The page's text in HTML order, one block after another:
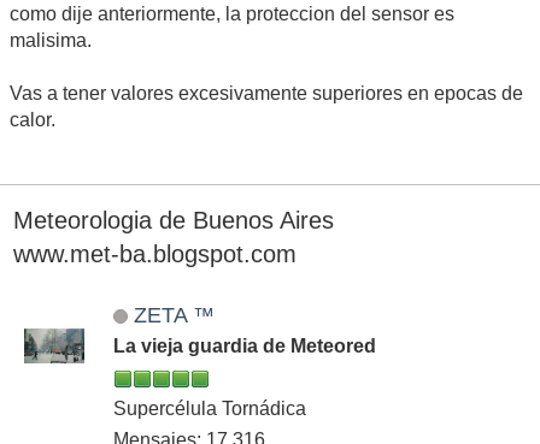
como dije anteriormente, la proteccion del sensor es
malisima.
Vas a tener valores excesivamente superiores en epocas de
calor.
Meteorologia de Buenos Aires
www.met-ba.blogspot.com
ZETA ™
La vieja guardia de Meteored
Supercélula Tornádica
Mensajes: 17,316